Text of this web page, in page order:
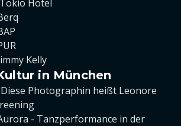
Tokio Hotel
Kelly
in München
Photographin heißt Leonore
- Tanzperformance in der